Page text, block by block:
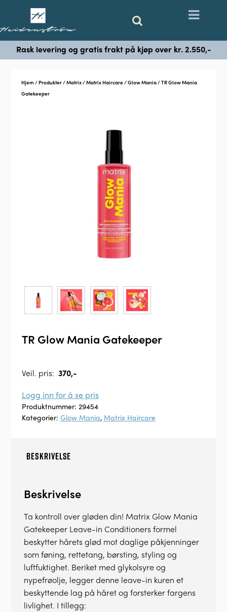
Rask levering og gratis frakt på kjøp over kr. 2.550,-
Hjem /Produkter/Matrix/Matrix Haircare/Glow Mania/ TR Glow Mania
Gatekeeper
TR Glow Mania Gatekeeper
Veil. pris: 370,-
Logg inn for å se pris
Produktnummer: 29454
Kategorier: Glow Mania, Matrix Haircare
BESKRIVELSE
Beskrivelse
Ta kontroll over gløden din! Matrix Glow Mania
Gatekeeper Leave-in Conditioners formel
beskytter hårets glød mot daglige påkjenninger
som føning, rettetang, børsting, styling og
luftfuktighet. Beriket med glykolsyre og
nypefrøolje, legger denne leave-in kuren et
beskyttende lag på håret og forsterker fargens
livlighet. I tillegg: